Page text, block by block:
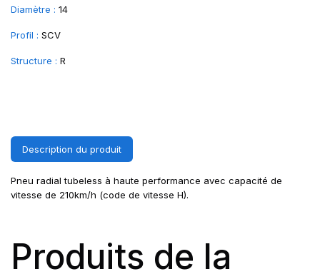
Diamètre : 14
Profil : SCV
Structure : R
Description du produit
Pneu radial tubeless à haute performance avec capacité de
vitesse de 210km/h (code de vitesse H).
Produits de la